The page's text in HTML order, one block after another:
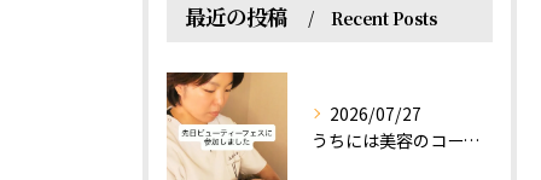
最近の投稿 Recent Posts
2026/07/27
うちには美容のコースもあるって伝えなきゃ！えっほっえxty